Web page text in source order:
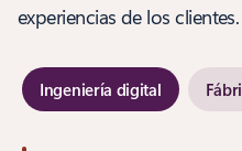
experiencias de los clientes.
Ingeniería digital